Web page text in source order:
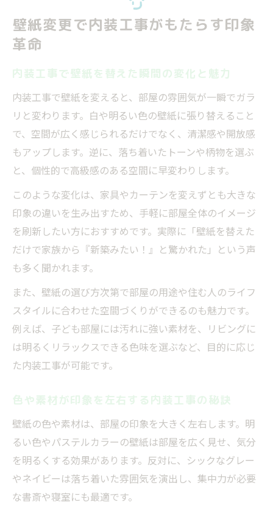
雰囲気一新なら壁紙選びがカギになる内装工事
内装工事での壁紙選びが部屋の雰囲気を左
色彩心理を活かす内装工事の壁紙選定ポイ
ント
内装工事で失敗しない壁紙デザインの選び
方
壁紙の素材感で変わる内装工事の仕上がり
内装工事で人気の壁紙トレンドをチェック
壁紙の色が心を動かす空間作りのポイント
内装工事で壁紙の色が気分に与える効果
暮らしを豊かにする内装工事と色選びのコ
ツ
リビングや寝室に合う内装工事の壁紙色と
は
内装工事で実現する色彩心理を活かした空
間
壁紙の明るさと内装工事の満足度アップ術
内装工事を成功させる壁紙選定術とは
法
プロが教える壁紙選定の内装工事ポイント
用途別に選ぶ内装工事の壁紙選定ガイド
内装工事の壁紙選定で重視すべきポイント
暮らしに合った壁紙選定と内装工事の実践
壁紙変更で内装工事がもたらす印象
革命
内装工事で壁紙を替えた瞬間の変化と魅力
内装工事で壁紙を変えると、部屋の雰囲気が一瞬でガラ
リと変わります。白や明るい色の壁紙に張り替えること
で、空間が広く感じられるだけでなく、清潔感や開放感
もアップします。逆に、落ち着いたトーンや柄物を選ぶ
と、個性的で高級感のある空間に早変わりします。
このような変化は、家具やカーテンを変えずとも大きな
印象の違いを生み出すため、手軽に部屋全体のイメージ
を刷新したい方におすすめです。実際に「壁紙を替えた
だけで家族から『新築みたい！』と驚かれた」という声
も多く聞かれます。
また、壁紙の選び方次第で部屋の用途や住む人のライフ
スタイルに合わせた空間づくりができるのも魅力です。
例えば、子ども部屋には汚れに強い素材を、リビングに
は明るくリラックスできる色味を選ぶなど、目的に応じ
た内装工事が可能です。
色や素材が印象を左右する内装工事の秘訣
壁紙の色や素材は、部屋の印象を大きく左右します。明
るい色やパステルカラーの壁紙は部屋を広く見せ、気分
を明るくする効果があります。反対に、シックなグレー
やネイビーは落ち着いた雰囲気を演出し、集中力が必要
な書斎や寝室にも最適です。